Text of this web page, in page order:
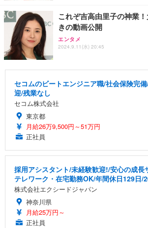
これぞ吉高由里子の神業
きの動画公開
エンタメ
2024.9.11(水) 20:45
セコムのビートエンジニア職/社会保険完
迎/残業なし
セコム株式会社
東京都
月給26万9,500円～51万円
正社員
採用アシスタント/未経験歓迎!/安心の成長
テレワーク・在宅勤務OK/年間休日129日/
株式会社エクシードジャパン
神奈川県
月給25万円～
正社員